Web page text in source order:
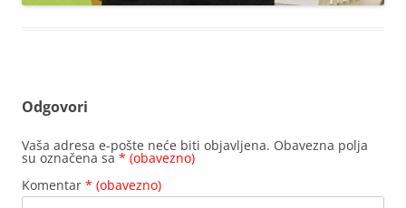
Odgovori
Vaša adresa e-pošte neće biti objavljena. Obavezna polja
su označena sa * (obavezno)
Komentar * (obavezno)